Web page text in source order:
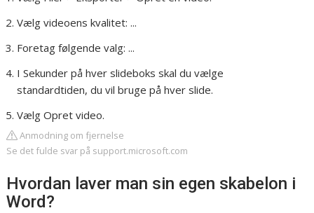
Vælg videoens kvalitet: ...
Foretag følgende valg: ...
I Sekunder på hver slideboks skal du vælge
standardtiden, du vil bruge på hver slide.
Vælg Opret video.
Anmodning om fjernelse
Se det fulde svar på support.microsoft.com
Hvordan laver man sin egen skabelon i
Word?